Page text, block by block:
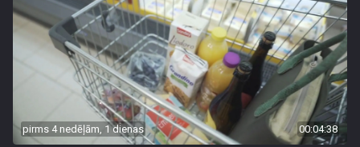
pirms 4 nedēļām, 1 dienas 00:04:38